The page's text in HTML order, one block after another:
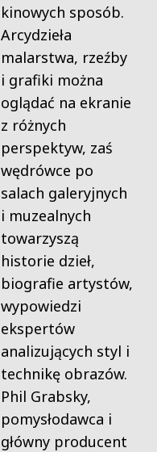
kinowych sposób.
Arcydzieła
malarstwa, rzeźby
i grafiki można
oglądać na ekranie
z różnych
perspektyw, zaś
wędrówce po
salach galeryjnych
i muzealnych
towarzyszą
historie dzieł,
biografie artystów,
wypowiedzi
ekspertów
analizujących styl i
technikę obrazów.
Phil Grabsky,
pomysłodawca i
główny producent